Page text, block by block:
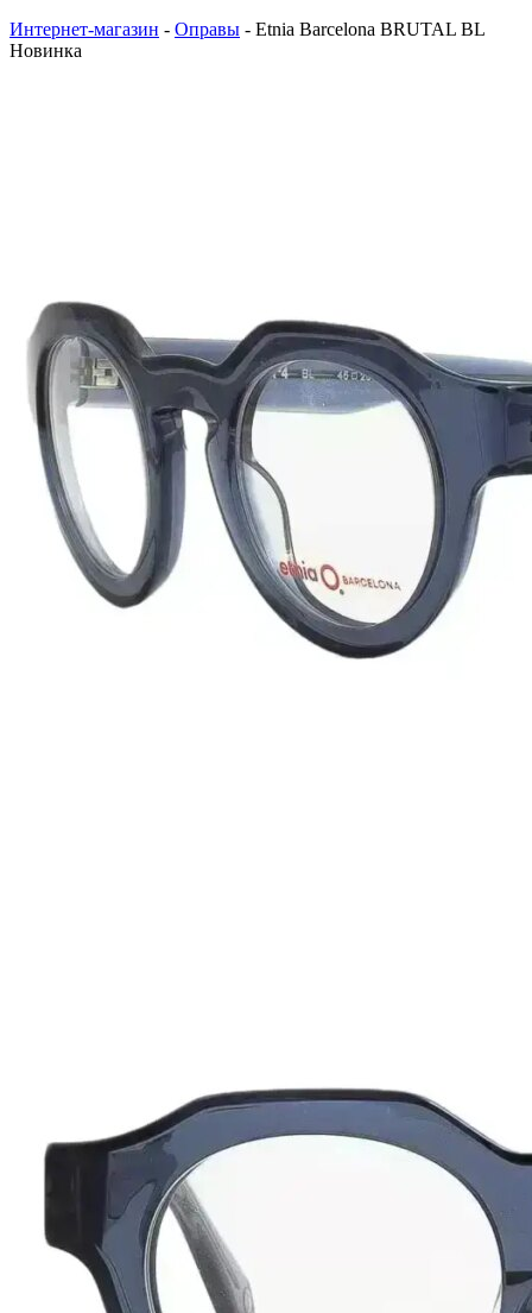
Интернет-магазин - Оправы - Etnia Barcelona BRUTAL BL
Новинка